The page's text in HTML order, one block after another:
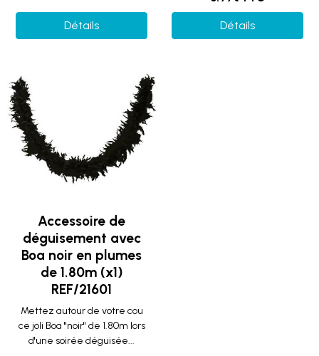
Détails Détails
Accessoire de
déguisement avec
Boa noir en plumes
de 1.80m (x1)
REF/21601
Mettez autour de votre cou
ce joli Boa "noir" de 1.80m lors
d'une soirée déguisée...